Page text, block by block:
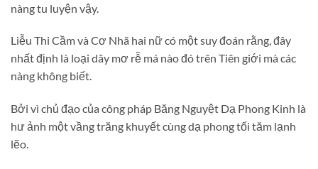
nàng tu luyện vậy.
Liễu Thi Cầm và Cơ Nhã hai nữ có một suy đoán rằng, đây
nhất định là loại dây mơ rễ má nào đó trên Tiên giới mà các
nàng không biết.
Bởi vì chủ đạo của công pháp Băng Nguyệt Dạ Phong Kinh là
hư ảnh một vầng trăng khuyết cùng dạ phong tối tăm lạnh
lẽo.